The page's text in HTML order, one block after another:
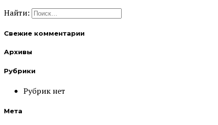
Найти:
Свежие комментарии
Архивы
Рубрики
Рубрик нет
Мета